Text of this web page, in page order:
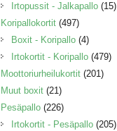
Irtopussit - Jalkapallo (15)
Koripallokortit (497)
Boxit - Koripallo (4)
Irtokortit - Koripallo (479)
Moottoriurheilukortit (201)
Muut boxit (21)
Pesäpallo (226)
Irtokortit - Pesäpallo (205)